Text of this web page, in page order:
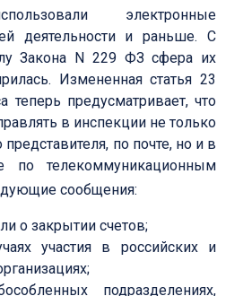
электронные
деятельности и раньше. С
Закона N 229 ФЗ сфера их
Измененная статья 23
теперь предусматривает, что
в инспекции не только
представителя, по почте, но и в
по телекоммуникационным
сообщения:
о закрытии счетов;
участия в российских и
подразделениях,